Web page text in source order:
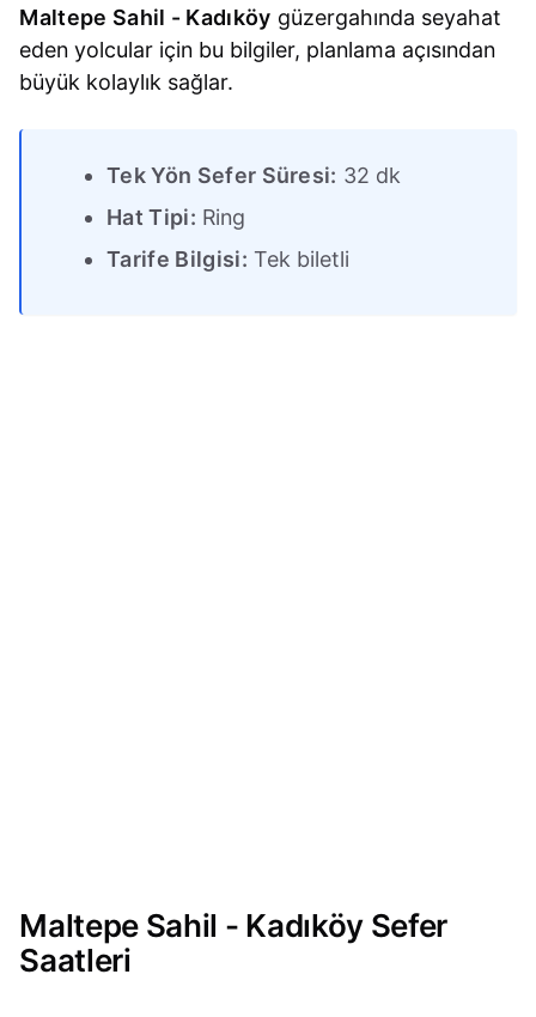
Maltepe Sahil - Kadıköy güzergahında seyahat
eden yolcular için bu bilgiler, planlama açısından
büyük kolaylık sağlar.
Tek Yön Sefer Süresi: 32 dk
Hat Tipi: Ring
Tarife Bilgisi: Tek biletli
Maltepe Sahil - Kadıköy Sefer
Saatleri